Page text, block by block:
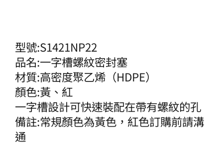
型號:S1421NP22
品名:一字槽螺紋密封塞
材質:高密度聚乙烯（HDPE）
顏色:黃、紅
一字槽設計可快速裝配在帶有螺紋的孔
備註:常規顏色為黃色，紅色訂購前請溝
通